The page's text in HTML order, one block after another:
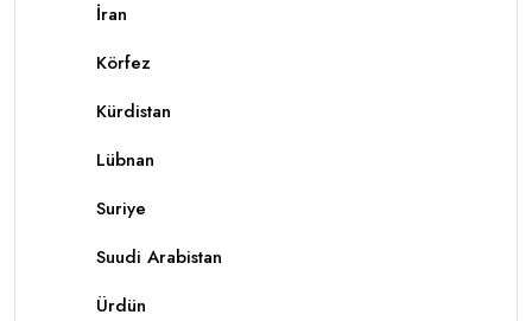
İran
Körfez
Kürdistan
Lübnan
Suriye
Suudi Arabistan
Ürdün